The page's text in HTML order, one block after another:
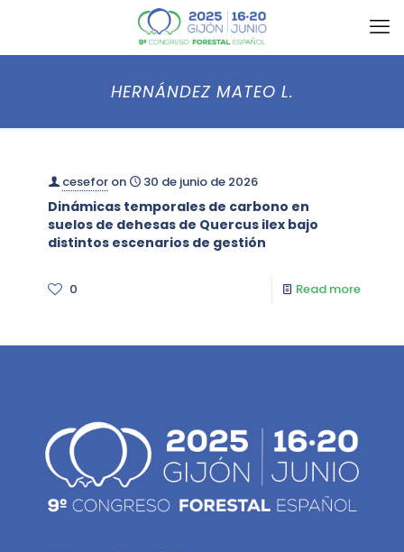
HERNÁNDEZ MATEO L.
cesefor on 30 de junio de 2026
Dinámicas temporales de carbono en
suelos de dehesas de Quercus ilex bajo
distintos escenarios de gestión
0 Read more